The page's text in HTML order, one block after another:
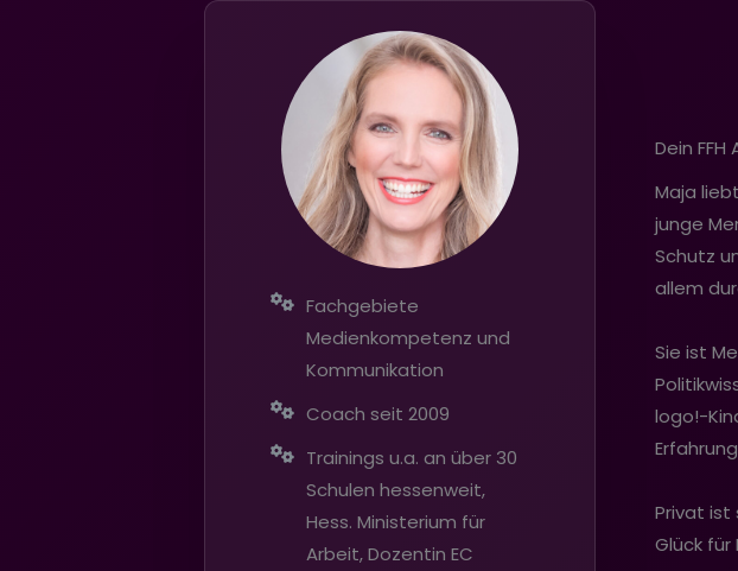
Fachgebiete
Medienkompetenz und
Kommunikation
Coach seit 2009
Trainings u.a. an über 30
Schulen hessenweit,
Hess. Ministerium für
Arbeit, Dozentin EC
Dein
Maja
junge
Schutz
allem
Sie ist
logo!-
Privat ist
Glück